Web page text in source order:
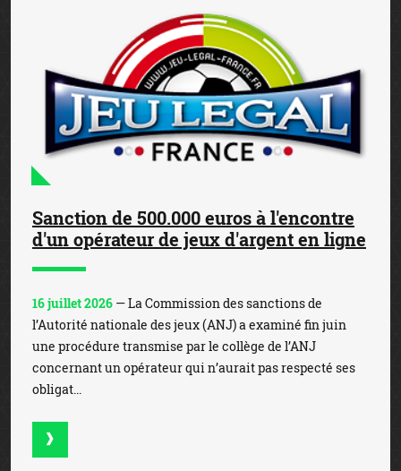
Sanction de 500.000 euros à l'encontre
d'un opérateur de jeux d'argent en ligne
16 juillet 2026 — La Commission des sanctions de
l’Autorité nationale des jeux (ANJ) a examiné fin juin
une procédure transmise par le collège de l’ANJ
concernant un opérateur qui n’aurait pas respecté ses
obligat...